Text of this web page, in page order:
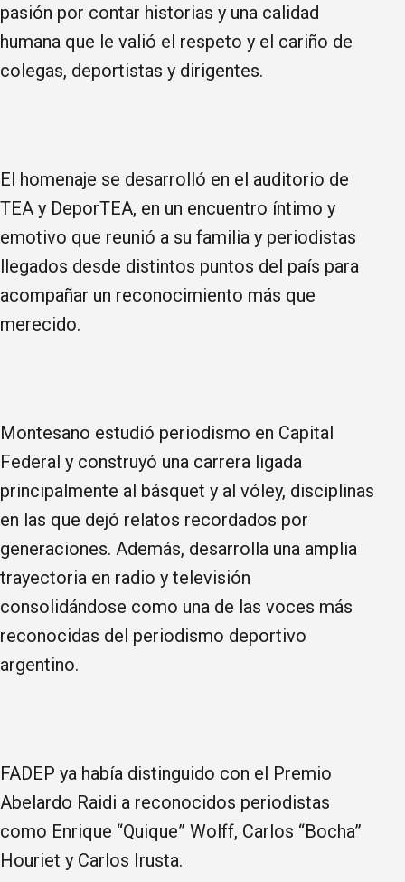
pasión por contar historias y una calidad
humana que le valió el respeto y el cariño de
colegas, deportistas y dirigentes.
El homenaje se desarrolló en el auditorio de
TEA y DeporTEA, en un encuentro íntimo y
emotivo que reunió a su familia y periodistas
llegados desde distintos puntos del país para
acompañar un reconocimiento más que
merecido.
Montesano estudió periodismo en Capital
Federal y construyó una carrera ligada
principalmente al básquet y al vóley, disciplinas
en las que dejó relatos recordados por
generaciones. Además, desarrolla una amplia
trayectoria en radio y televisión
consolidándose como una de las voces más
reconocidas del periodismo deportivo
argentino.
FADEP ya había distinguido con el Premio
Abelardo Raidi a reconocidos periodistas
como Enrique “Quique” Wolff, Carlos “Bocha”
Houriet y Carlos Irusta.